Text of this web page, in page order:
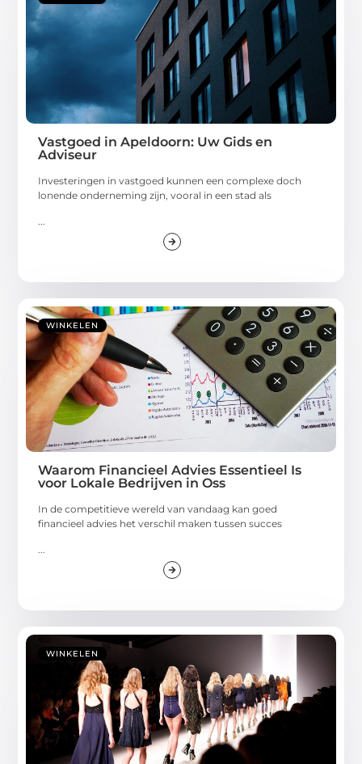
Vastgoed in Apeldoorn: Uw Gids en
Adviseur
Investeringen in vastgoed kunnen een complexe doch
lonende onderneming zijn, vooral in een stad als
...
WINKELEN
Waarom Financieel Advies Essentieel Is
voor Lokale Bedrijven in Oss
In de competitieve wereld van vandaag kan goed
financieel advies het verschil maken tussen succes
...
WINKELEN